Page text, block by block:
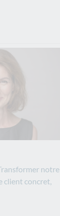
notre
client concret,